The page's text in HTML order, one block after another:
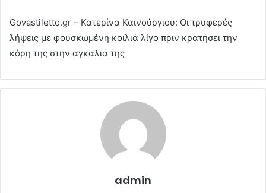
Govastiletto.gr – Κατερίνα Καινούργιου: Οι τρυφερές
λήψεις με φουσκωμένη κοιλιά λίγο πριν κρατήσει την
κόρη της στην αγκαλιά της
admin